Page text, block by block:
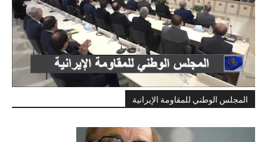
المجلس الوطني للمقاومة الإيرانية